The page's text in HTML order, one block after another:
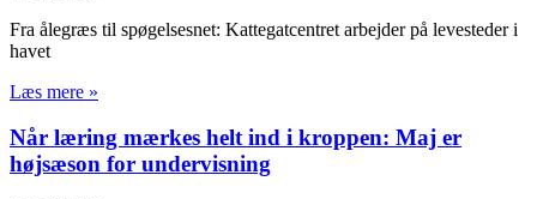
Fra ålegræs til spøgelsesnet: Kattegatcentret arbejder på levesteder i
havet
Læs mere »
Når læring mærkes helt ind i kroppen: Maj er
højsæson for undervisning